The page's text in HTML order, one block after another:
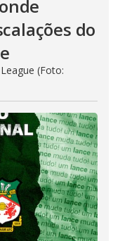
do
(Foto: